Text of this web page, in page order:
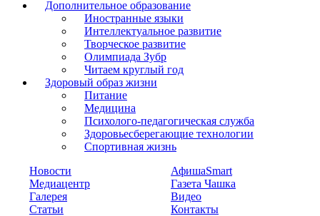
Дополнительное образование
Иностранные языки
Интеллектуальное развитие
Творческое развитие
Олимпиада Зубр
Читаем круглый год
Здоровый образ жизни
Питание
Медицина
Психолого-педагогическая служба
Здоровьесберегающие технологии
Спортивная жизнь
Новости
АфишаSmart
Медиацентр
Газета Чашка
Галерея
Видео
Статьи
Контакты